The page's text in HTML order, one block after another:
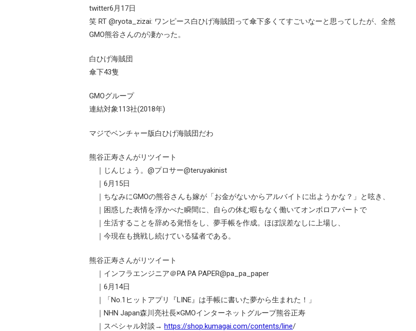
twitter6月17日
笑 RT @ryota_zizai: ワンピース白ひげ海賊団って傘下多くてすごいなーと思ってしたが、全然
GMO熊谷さんのが凄かった。
白ひげ海賊団
傘下43隻
GMOグループ
連結対象113社(2018年)
マジでベンチャー版白ひげ海賊団だわ
熊谷正寿さんがリツイート
｜じんじょう。@プロサー@teruyakinist
｜6月15日
｜ちなみにGMOの熊谷さんも嫁が「お金がないからアルバイトに出ようかな？」と呟き、
｜困惑した表情を浮かべた瞬間に、自らの休む暇もなく働いてオンボロアパートで
｜生活することを辞める覚悟をし、夢手帳を作成。ほぼ誤差なしに上場し、
｜今現在も挑戦し続けている猛者である。
熊谷正寿さんがリツイート
｜インフラエンジニア＠PA PA PAPER@pa_pa_paper
｜6月14日
｜「No.1ヒットアプリ『LINE』は手帳に書いた夢から生まれた！」
｜NHN Japan森川亮社長×GMOインターネットグループ熊谷正寿
｜スペシャル対談→ https://shop.kumagai.com/contents/line/